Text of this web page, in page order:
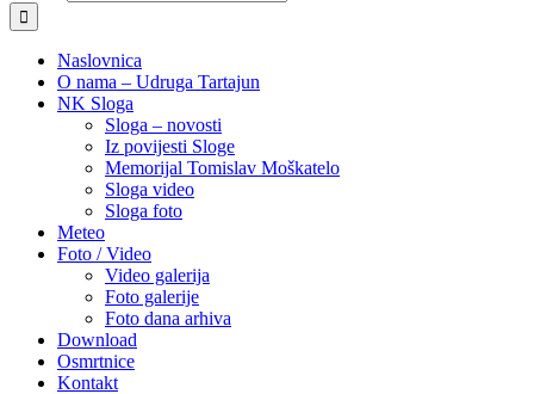
Naslovnica
O nama – Udruga Tartajun
NK Sloga
Sloga – novosti
Iz povijesti Sloge
Memorijal Tomislav Moškatelo
Sloga video
Sloga foto
Meteo
Foto / Video
Video galerija
Foto galerije
Foto dana arhiva
Download
Osmrtnice
Kontakt